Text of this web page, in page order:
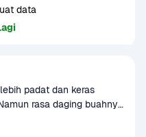
data
padat dan keras
rasa daging buahnya
diolah menjadi kolak
dan lebih